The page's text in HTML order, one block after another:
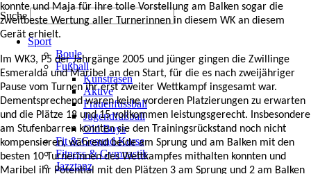
Suche
Navigation
überspringen
Sport
Boule
Fußball
Kunstrasen
Aktive
Frauenfussball
Jugendfußball
Old Boys
Fit & Gesund Kurse
Fitness & Gymnastik
Jazztanz
konnte und Maja für ihre tolle Vorstellung am Balken sogar die
zweitbeste Wertung aller Turnerinnen in diesem WK an diesem
Gerät erhielt.
Im WK3, P5 der Jahrgänge 2005 und jünger gingen die Zwillinge
Esmeralda und Maribel an den Start, für die es nach zweijähriger
Pause vom Turnen ihr erst zweiter Wettkampf insgesamt war.
Dementsprechend waren keine vorderen Platzierungen zu erwarten
und die Plätze 18 und 15 vollkommen leistungsgerecht. Insbesondere
am Stufenbarren konnten sie den Trainingsrückstand noch nicht
kompensieren, während beide am Sprung und am Balken mit den
besten 10 Turnerinnen des Wettkampfes mithalten konnten und
Maribel ihr Potential mit den Plätzen 3 am Sprung und 2 am Balken